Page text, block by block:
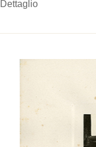
Dettaglio